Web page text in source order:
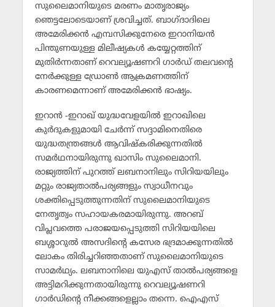
സുലൈമാനിയുടെ മരണം മാതൃരാജ്യം
ഞെട്ടലോടെയാണ് ശ്രവിച്ചത്. ബാഗ്ദാദിലെ
അമേരിക്കന്‍ എമ്പസിക്കുനേരെ ഇറാനിയന്‍
പിന്തുണയുള്ള മിലീഷ്യകള്‍ കയ്യേറ്റത്തിന്
മുതിര്‍ന്നതാണ് റെവല്യൂഷണറി ഗാര്‍ഡ് തലവന്റെ
നേര്‍ക്കുള്ള ഡ്രോണ്‍ ആക്രമണത്തിന്
കാരണമെന്നാണ് അമേരിക്കന്‍ ഭാഷ്യം.
ഇറാന്‍ -ഇറാഖ് യുദ്ധവേളയില്‍ ഇറാഖിലെ
കുര്‍ദുകളുമായി ചേര്‍ന്ന് സദ്ദാമിനെതിരെ
യുദ്ധതന്ത്രങ്ങള്‍ ആവിഷ്‌കരിക്കുന്നതില്‍
സമര്‍ഥനായിരുന്നു ഖാസിം സുലൈമാനി.
രാജ്യത്തിന് പുറത്ത് ലബനാനിലും സിറിയയിലും
മറ്റും രാജ്യതാല്‍പര്യങ്ങളും സ്വാധീനവും
ശക്തിപ്പെടുത്തുന്നതിന് സുലൈമാനിയുടെ
നേതൃത്വം സഹായകരമായിരുന്നു. അറബ്
വിപ്ലവത്തെ പരാജയപ്പെടുത്തി സിറിയയിലെ
ബശ്ശാറുല്‍ അസദിന്റെ കസേര ഭദ്രമാക്കുന്നതില്‍
ലോകം തിരിച്ചറിഞ്ഞതാണ് സുലൈമാനിയുടെ
സാമര്‍ഥ്യം. ലബനാനിലെ യുഎസ് താല്‍പര്യങ്ങളെ
അട്ടിമറിക്കുന്നതായിരുന്നു റെവല്യൂഷണറി
ഗാര്‍ഡിന്റെ നീക്കങ്ങളെല്ലാം തന്നെ. ഐഎസ്